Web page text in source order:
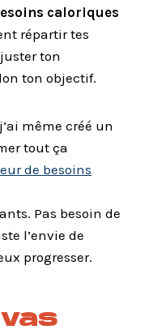
caloriques
répartir tes
ton
ton objectif.
même créé un
tout ça
de besoins
Pas besoin de
l’envie de
progresser.